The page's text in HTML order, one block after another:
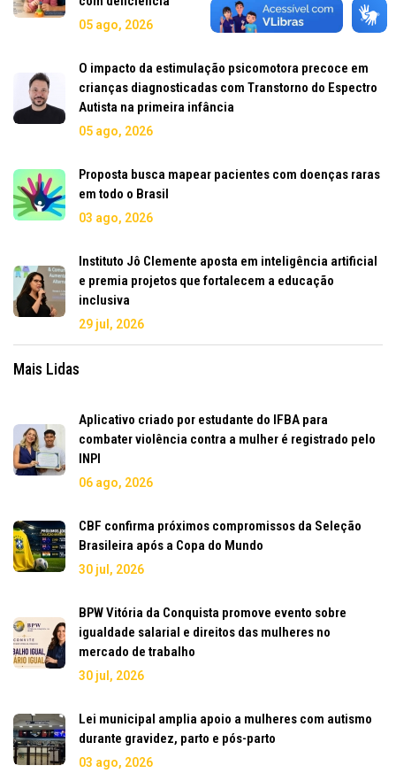
05 ago, 2026
O impacto da estimulação psicomotora precoce em
crianças diagnosticadas com Transtorno do Espectro
Autista na primeira infância
05 ago, 2026
Proposta busca mapear pacientes com doenças raras
em todo o Brasil
03 ago, 2026
Instituto Jô Clemente aposta em inteligência artificial
e premia projetos que fortalecem a educação
inclusiva
29 jul, 2026
Mais Lidas
Aplicativo criado por estudante do IFBA para
combater violência contra a mulher é registrado pelo
INPI
06 ago, 2026
CBF confirma próximos compromissos da Seleção
Brasileira após a Copa do Mundo
30 jul, 2026
BPW Vitória da Conquista promove evento sobre
igualdade salarial e direitos das mulheres no
mercado de trabalho
30 jul, 2026
Lei municipal amplia apoio a mulheres com autismo
durante gravidez, parto e pós-parto
03 ago, 2026